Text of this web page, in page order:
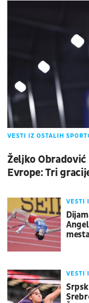
VESTI IZ OSTALIH
Željko
Evrope: Tri
VESTI
VESTI